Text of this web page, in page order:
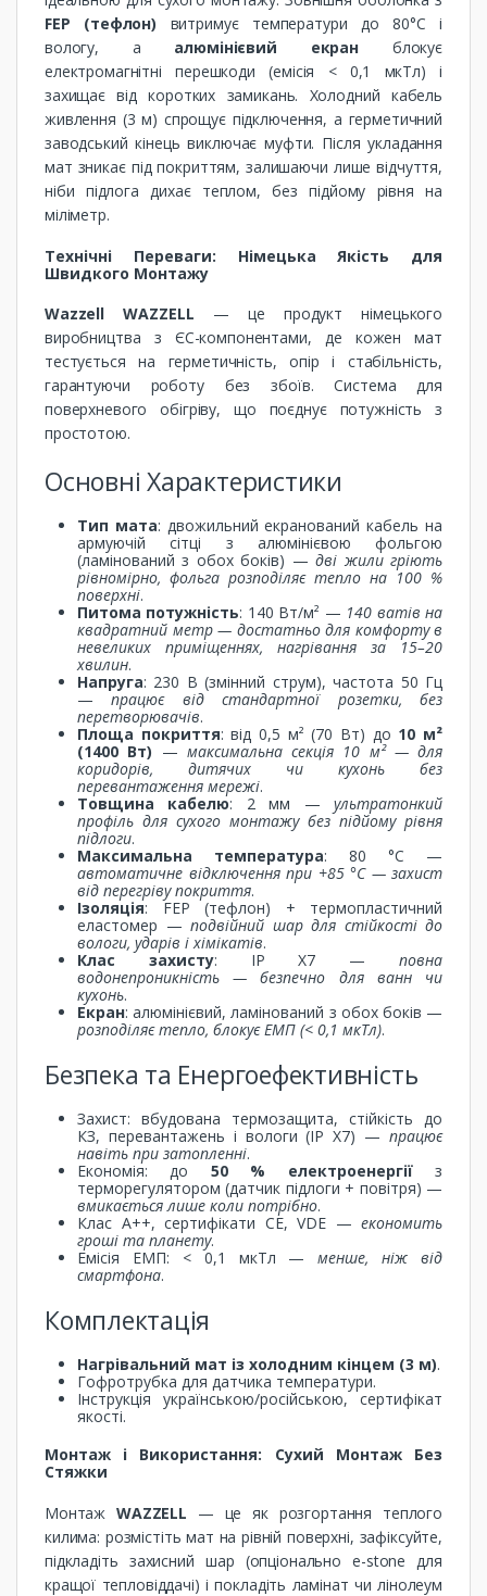
FEP (тефлон) витримує температури до 80°C і
вологу, а алюмінієвий екран блокує
електромагнітні перешкоди (емісія < 0,1 мкТл) і
захищає від коротких замикань. Холодний кабель
живлення (3 м) спрощує підключення, а герметичний
заводський кінець виключає муфти. Після укладання
мат зникає під покриттям, залишаючи лише відчуття,
ніби підлога дихає теплом, без підйому рівня на
міліметр.
Технічні Переваги: Німецька Якість для
Швидкого Монтажу
Wazzell WAZZELL — це продукт німецького
виробництва з ЄС-компонентами, де кожен мат
тестується на герметичність, опір і стабільність,
гарантуючи роботу без збоїв. Система для
поверхневого обігріву, що поєднує потужність з
простотою.
Основні Характеристики
Тип мата: двожильний екранований кабель на
армуючій сітці з алюмінієвою фольгою
(ламінований з обох боків) —дві жили гріють
рівномірно, фольга розподіляє тепло на 100 %
поверхні.
Питома потужність: 140 Вт/м² — 140 ватів на
квадратний метр — достатньо для комфорту в
невеликих приміщеннях, нагрівання за 15–20
хвилин.
Напруга: 230 В (змінний струм), частота 50 Гц
—працює від стандартної розетки, без
перетворювачів.
Площа покриття: від 0,5 м² (70 Вт) до 10 м²
(1400 Вт) — максимальна секція 10 м² — для
коридорів, дитячих чи кухонь без
перевантаження мережі.
Товщина кабелю: 2 мм —ультратонкий
профіль для сухого монтажу без підйому рівня
підлоги.
Максимальна температура: 80 °C —
автоматичне відключення при +85 °C — захист
від перегріву покриття.
Ізоляція: FEP (тефлон) + термопластичний
еластомер — подвійний шар для стійкості до
вологи, ударів і хімікатів.
Клас захисту: IP X7 —повна
водонепроникність — безпечно для ванн чи
кухонь.
Екран: алюмінієвий, ламінований з обох боків —
розподіляє тепло, блокує ЕМП (< 0,1 мкТл).
Безпека та Енергоефективність
Захист: вбудована термозащита, стійкість до
КЗ, перевантажень і вологи (IP X7) — працює
навіть при затопленні.
Економія: до 50 % електроенергіїз
терморегулятором (датчик підлоги + повітря) —
вмикається лише коли потрібно.
Клас A++, сертифікати CE, VDE — економить
гроші та планету.
Емісія ЕМП: < 0,1 мкТл —менше, ніж від
смартфона.
Комплектація
Нагрівальний мат із холодним кінцем (3 м).
Гофротрубка для датчика температури.
Інструкція українською/російською, сертифікат
якості.
Монтаж і Використання: Сухий Монтаж Без
Стяжки
Монтаж WAZZELL — це як розгортання теплого
килима: розмістіть мат на рівній поверхні, зафіксуйте,
підкладіть захисний шар (опціонально e-stone для
кращої тепловіддачі) і покладіть ламінат чи лінолеум